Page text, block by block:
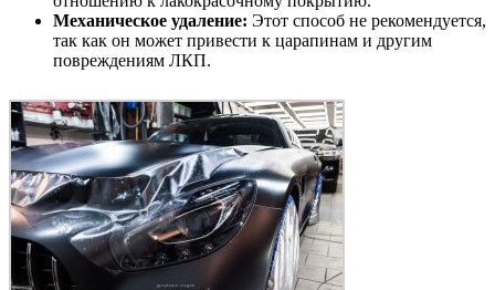
Механическое удаление: Этот способ не рекомендуется,
так как он может привести к царапинам и другим
повреждениям ЛКП.